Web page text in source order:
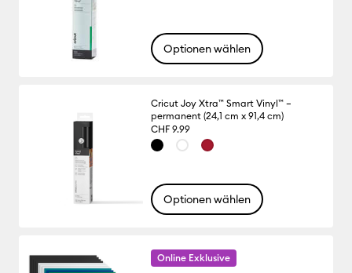
Optionen wählen
Cricut Joy Xtra™ Smart Vinyl™ –
permanent (24,1 cm x 91,4 cm)
CHF 9.99
Optionen wählen
Online Exklusive